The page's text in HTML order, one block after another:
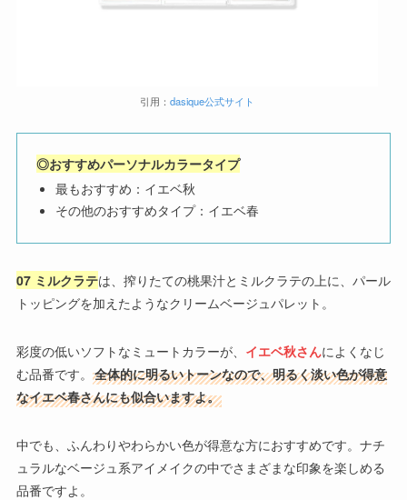
引用： dasique公式サイト
◎おすすめパーソナルカラータイプ
最もおすすめ：イエベ秋
その他のおすすめタイプ：イエベ春
07 ミルクラテは、搾りたての桃果汁とミルクラテの上に、パール
トッピングを加えたようなクリームベージュパレット。
彩度の低いソフトなミュートカラーが、 イエベ秋さんによくなじ
む品番です。 全体的に明るいトーンなので、明るく淡い色が得意
なイエベ春さんにも似合いますよ。
中でも、ふんわりやわらかい色が得意な方におすすめです。ナチ
ュラルなベージュ系アイメイクの中でさまざまな印象を楽しめる
品番ですよ。